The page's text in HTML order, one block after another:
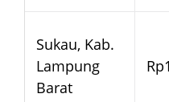
Sukau, Kab.
Lampung
Barat